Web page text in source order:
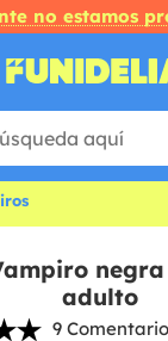
no estamos
adulto
9